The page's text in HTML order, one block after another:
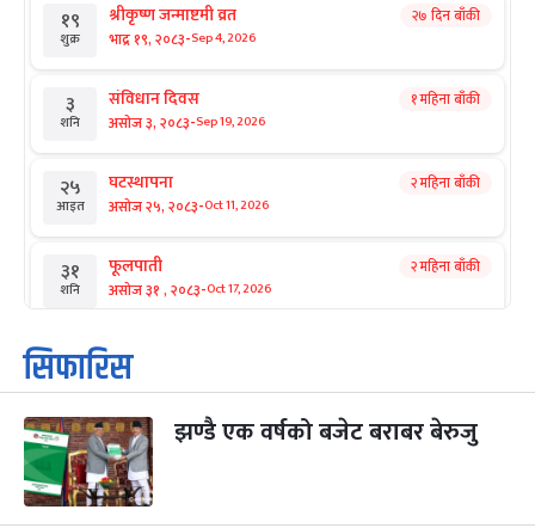
१९
शुक्र
श्रीकृष्ण जन्माष्टमी व्रत
भाद्र १९, २०८३-Sep 4, 2026
२७ दिन बाँकी
३
शनि
संविधान दिवस
असोज ३, २०८३-Sep 19, 2026
१ महिना बाँकी
२५
आइत
घटस्थापना
असोज २५, २०८३-Oct 11, 2026
२ महिना बाँकी
३१
शनि
फूलपाती
असोज ३१ , २०८३-Oct 17, 2026
२ महिना बाँकी
१
आइत
कार्तिक सङ्क्रान्ति
कार्तिक १, २०८३
३
मंगल
महानवमी
कार्तिक ३, २०८३
२ महिना बाँकी
सिफारिस
झण्डै एक वर्षको बजेट बराबर बेरुजु